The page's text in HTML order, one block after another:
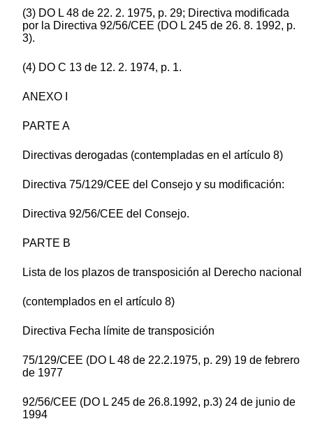
(3) DO L 48 de 22. 2. 1975, p. 29; Directiva modificada
por la Directiva 92/56/CEE (DO L 245 de 26. 8. 1992, p.
3).
(4) DO C 13 de 12. 2. 1974, p. 1.
ANEXO I
PARTE A
Directivas derogadas (contempladas en el artículo 8)
Directiva 75/129/CEE del Consejo y su modificación:
Directiva 92/56/CEE del Consejo.
PARTE B
Lista de los plazos de transposición al Derecho nacional
(contemplados en el artículo 8)
Directiva Fecha límite de transposición
75/129/CEE (DO L 48 de 22.2.1975, p. 29) 19 de febrero
de 1977
92/56/CEE (DO L 245 de 26.8.1992, p.3) 24 de junio de
1994